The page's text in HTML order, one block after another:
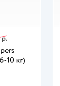
р.
10 кг)